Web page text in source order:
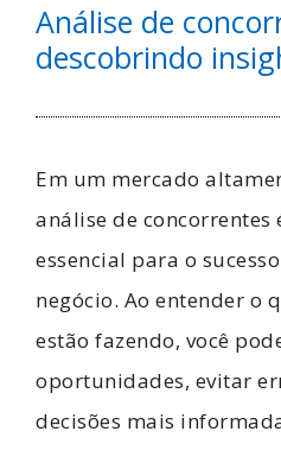
Análise de
descobrindo
Em um mercado
análise de concorrentes
essencial para o
negócio. Ao entender o
estão fazendo, você
oportunidades, evitar
decisões mais